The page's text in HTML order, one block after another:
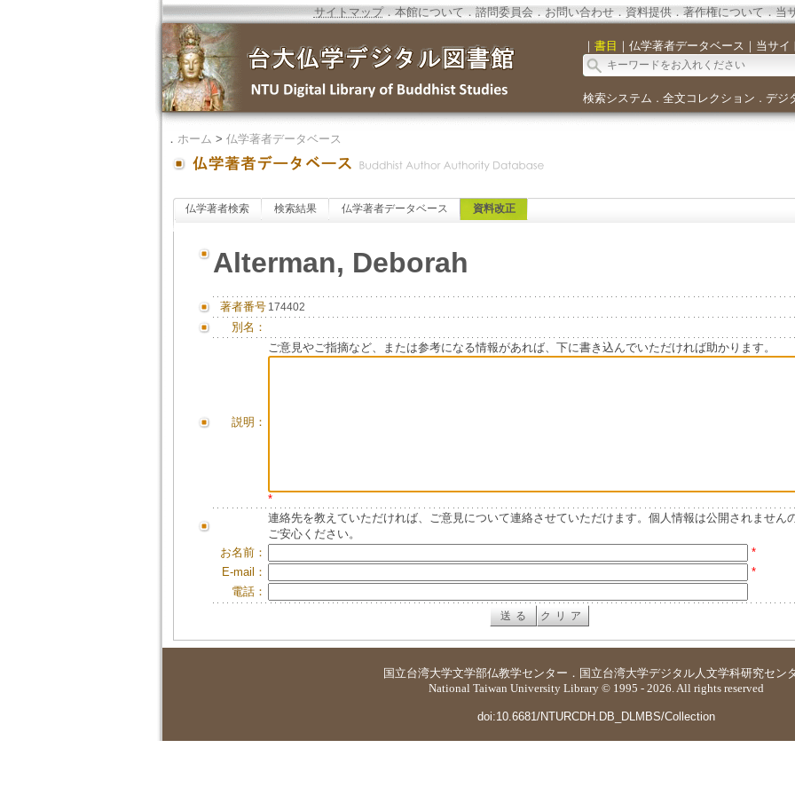
サイトマップ．本館について．諮問委員会． お問い合わせ． 資料提供．著作権について．当
｜ 書目 ｜ 仏学著者データベース ｜ 当サイ
検索システム ． 全文コレクション ． デジ
． ホーム > 仏学著者データベース
仏学著者検索 検索結果 仏学著者データベース 資料改正
Alterman, Deborah
著者番号 174402
別名：
説明：
ご意見やご指摘など、または参考になる情報があれば、下に書き込んでいただければ助かります。
*
連絡先を教えていただければ、ご意見について連絡させていただけます。個人情報は公開されません
ご安心ください。
お名前：
*
E-mail：
*
電話：
国立台湾大学文学部仏教学センター ． 国立台湾大学デジタル人文学科研究セン
National Taiwan University Library © 1995 - 2026. All rights reserved
doi:10.6681/NTURCDH.DB_DLMBS/Collection